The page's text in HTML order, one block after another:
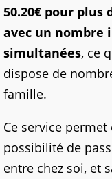
50.20€ pour plus
avec un nombre
simultanées, ce
dispose de
famille.
Ce service
possibilité de
entre chez soi, et